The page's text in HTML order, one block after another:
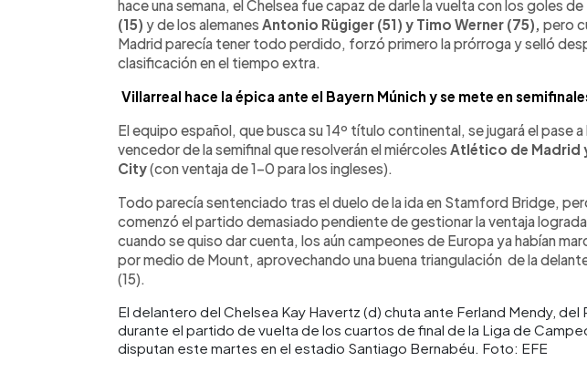
hace una semana, el Chelsea fue capaz de darle la vuelta con los goles de
(15) y de los alemanes Antonio Rügiger (51) y Timo Werner (75), pero
Madrid parecía tener todo perdido, forzó primero la prórroga y selló
clasificación en el tiempo extra.
Villarreal hace la épica ante el Bayern Múnich y se mete en
El equipo español, que busca su 14º título continental, se jugará el pase a
vencedor de la semifinal que resolverán el miércoles Atlético de Madrid
City(con ventaja de 1-0 para los ingleses).
Todo parecía sentenciado tras el duelo de la ida en Stamford Bridge,
comenzó el partido demasiado pendiente de gestionar la ventaja
cuando se quiso dar cuenta, los aún campeones de Europa ya habían
por medio de Mount, aprovechando una buena triangulación de la
(15).
El delantero del Chelsea Kay Havertz (d) chuta ante Ferland Mendy, del
durante el partido de vuelta de los cuartos de final de la Liga de
disputan este martes en el estadio Santiago Bernabéu. Foto: EFE